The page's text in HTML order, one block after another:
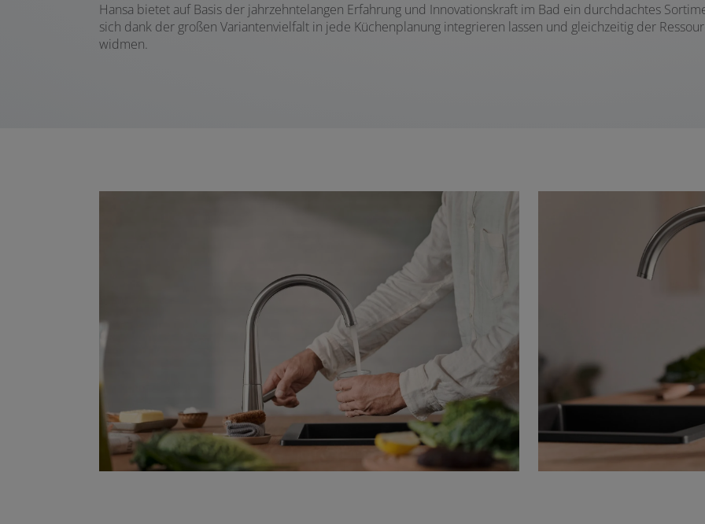
Hansa bietet auf Basis der jahrzehntelangen Erfahrung und Innovationskraft im Bad ein durchdachtes
sich dank der großen Variantenvielfalt in jede Küchenplanung integrieren lassen und gleichzeitig der
widmen.